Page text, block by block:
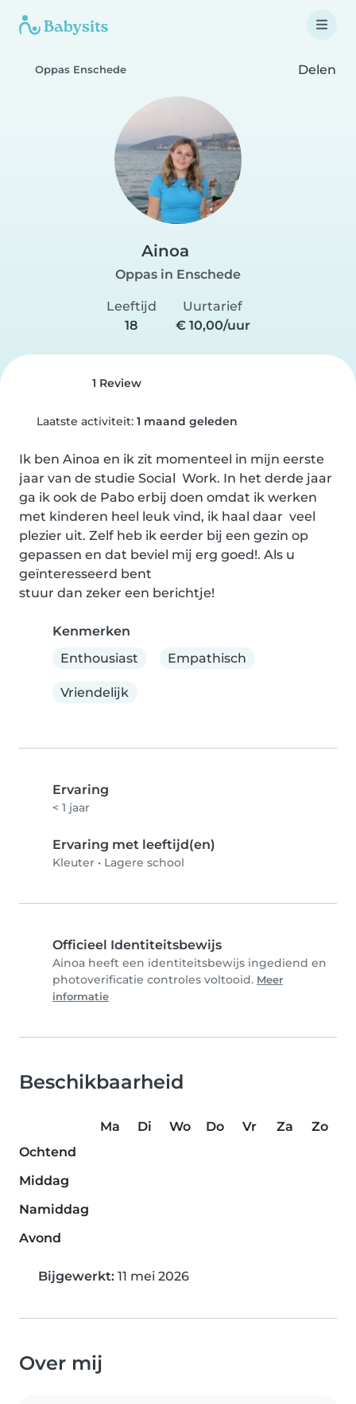
Oppas Enschede Delen
Ainoa
Oppas in Enschede
Leeftijd
18
Uurtarief
€ 10,00/uur
1 Review
Laatste activiteit: 1 maand geleden
Ik ben Ainoa en ik zit momenteel in mijn eerste
jaar van de studie Social  Work. In het derde jaar
ga ik ook de Pabo erbij doen omdat ik werken
met kinderen heel leuk vind, ik haal daar  veel
plezier uit. Zelf heb ik eerder bij een gezin op
gepassen en dat beviel mij erg goed!. Als u
geïnteresseerd bent
stuur dan zeker een berichtje!
Kenmerken
Enthousiast
Empathisch
Vriendelijk
Ervaring
< 1 jaar
Ervaring met leeftijd(en)
Kleuter • Lagere school
Officieel Identiteitsbewijs
Ainoa heeft een identiteitsbewijs ingediend en
photoverificatie controles voltooid. Meer
informatie
Beschikbaarheid
Ma Di Wo Do Vr Za
Zo
Ochtend
Middag
Namiddag
Avond
Bijgewerkt: 11 mei 2026
Over mij